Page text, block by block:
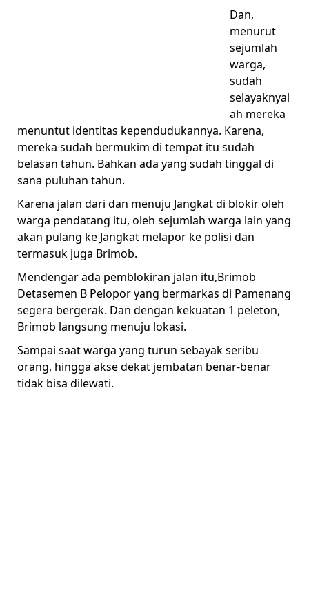
Dan,
menurut
sejumlah
warga,
sudah
selayaknyal
ah mereka
menuntut identitas kependudukannya. Karena,
mereka sudah bermukim di tempat itu sudah
belasan tahun. Bahkan ada yang sudah tinggal di
sana puluhan tahun.
Karena jalan dari dan menuju Jangkat di blokir oleh
warga pendatang itu, oleh sejumlah warga lain yang
akan pulang ke Jangkat melapor ke polisi dan
termasuk juga Brimob.
Mendengar ada pemblokiran jalan itu,Brimob
Detasemen B Pelopor yang bermarkas di Pamenang
segera bergerak. Dan dengan kekuatan 1 peleton,
Brimob langsung menuju lokasi.
Sampai saat warga yang turun sebayak seribu
orang, hingga akse dekat jembatan benar-benar
tidak bisa dilewati.